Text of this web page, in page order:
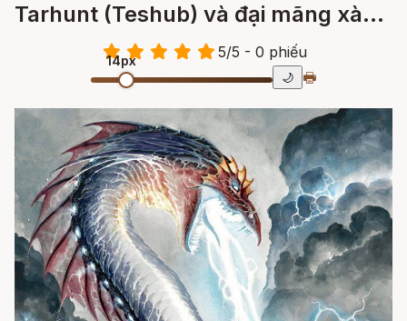
Tarhunt (Teshub) và đại mãng xà
5/5 - 0 phiếu
14px
🌙 🖶